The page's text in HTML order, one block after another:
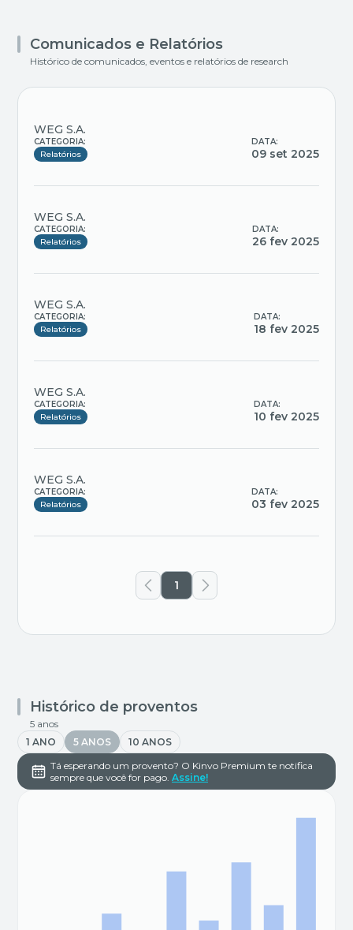
Comunicados e Relatórios
Histórico de comunicados, eventos e relatórios de research
WEG S.A.
CATEGORIA:
Relatórios
DATA:
09 set 2025
WEG S.A.
CATEGORIA:
Relatórios
DATA:
26 fev 2025
WEG S.A.
CATEGORIA:
Relatórios
DATA:
18 fev 2025
WEG S.A.
CATEGORIA:
Relatórios
DATA:
10 fev 2025
WEG S.A.
CATEGORIA:
Relatórios
DATA:
03 fev 2025
1
Histórico de proventos
5 anos
1 ANO
5 ANOS
10 ANOS
Tá esperando um provento? O Kinvo Premium te notifica
sempre que você for pago. Assine!